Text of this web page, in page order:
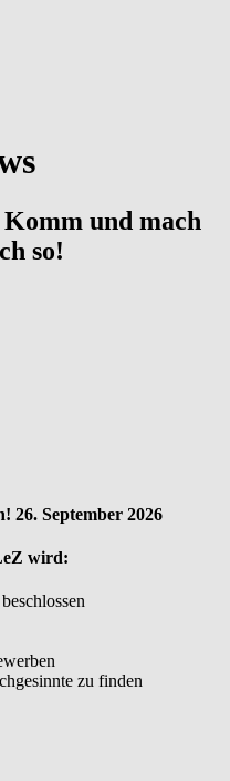
und mach
so!
26. September 2026
wird:
zu finden